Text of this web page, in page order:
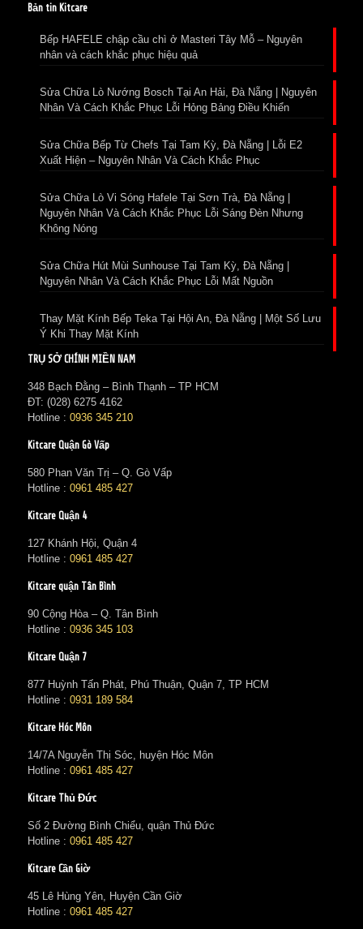
Bản tin Kitcare
Bếp HAFELE chập cầu chì ở Masteri Tây Mỗ – Nguyên
nhân và cách khắc phục hiệu quả
Sửa Chữa Lò Nướng Bosch Tại An Hải, Đà Nẵng | Nguyên
Nhân Và Cách Khắc Phục Lỗi Hỏng Bảng Điều Khiển
Sửa Chữa Bếp Từ Chefs Tại Tam Kỳ, Đà Nẵng | Lỗi E2
Xuất Hiện – Nguyên Nhân Và Cách Khắc Phục
Sửa Chữa Lò Vi Sóng Hafele Tại Sơn Trà, Đà Nẵng |
Nguyên Nhân Và Cách Khắc Phục Lỗi Sáng Đèn Nhưng
Không Nóng
Sửa Chữa Hút Mùi Sunhouse Tại Tam Kỳ, Đà Nẵng |
Nguyên Nhân Và Cách Khắc Phục Lỗi Mất Nguồn
Thay Mặt Kính Bếp Teka Tại Hội An, Đà Nẵng | Một Số Lưu
Ý Khi Thay Mặt Kính
TRỤ SỞ CHÍNH MIỀN NAM
348 Bạch Đằng – Bình Thạnh – TP HCM
ĐT: (028) 6275 4162
Hotline : 0936 345 210
Kitcare Quận Gò Vấp
580 Phan Văn Trị – Q. Gò Vấp
Hotline : 0961 485 427
Kitcare Quận 4
127 Khánh Hội, Quận 4
Hotline : 0961 485 427
Kitcare quận Tân Bình
90 Cộng Hòa – Q. Tân Bình
Hotline : 0936 345 103
Kitcare Quận 7
877 Huỳnh Tấn Phát, Phú Thuận, Quận 7, TP HCM
Hotline : 0931 189 584
Kitcare Hóc Môn
14/7A Nguyễn Thị Sóc, huyện Hóc Môn
Hotline : 0961 485 427
Kitcare Thủ Đức
Số 2 Đường Bình Chiểu, quận Thủ Đức
Hotline : 0961 485 427
Kitcare Cần Giờ
45 Lê Hùng Yên, Huyện Cần Giờ
Hotline : 0961 485 427